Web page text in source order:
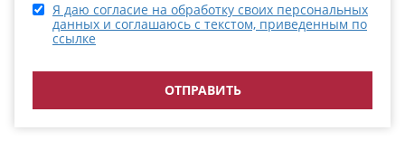
Я даю согласие на обработку своих персональных
данных и соглашаюсь с текстом, приведенным по
ссылке